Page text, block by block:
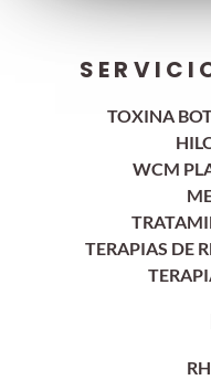
TOXINA
WCM
TERAPIAS DE